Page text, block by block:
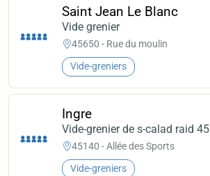
Saint Jean Le Blanc
Vide grenier
45650 - Rue du moulin
Vide-greniers
Ingre
Vide-grenier de s-calad raid 45
45140 - Allée des Sports
Vide-greniers